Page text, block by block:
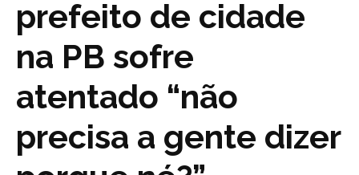
prefeito de cidade
na PB sofre
atentado “não
precisa a gente dizer